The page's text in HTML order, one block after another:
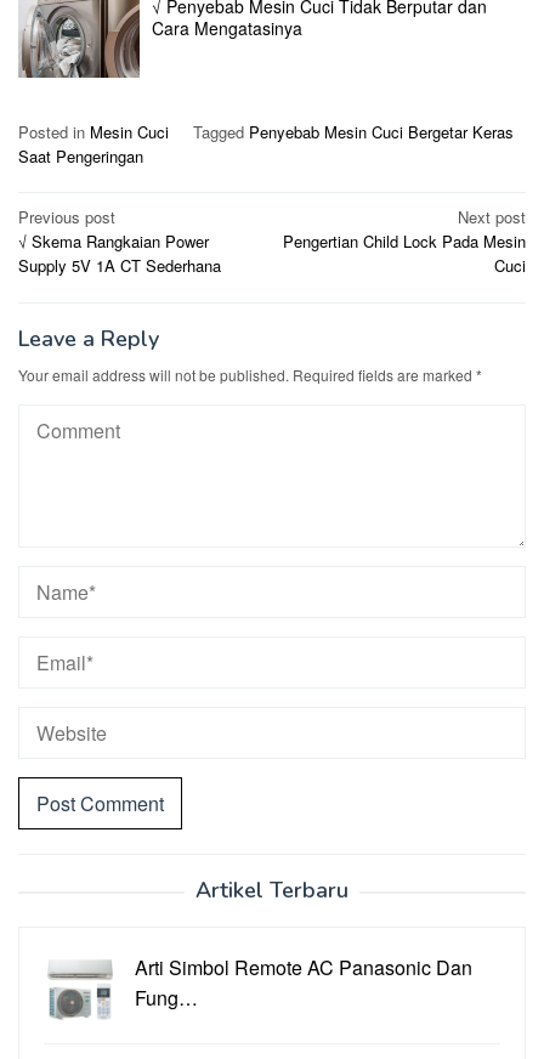
√ Penyebab Mesin Cuci Tidak Berputar dan
Cara Mengatasinya
Posted in Mesin Cuci Tagged Penyebab Mesin Cuci Bergetar Keras
Saat Pengeringan
Post
navigation
Previous post
√ Skema Rangkaian Power
Supply 5V 1A CT Sederhana
Next post
Pengertian Child Lock Pada Mesin
Cuci
Leave a Reply
Your email address will not be published. Required fields are marked *
Artikel Terbaru
Arti Simbol Remote AC Panasonic Dan
Fung…